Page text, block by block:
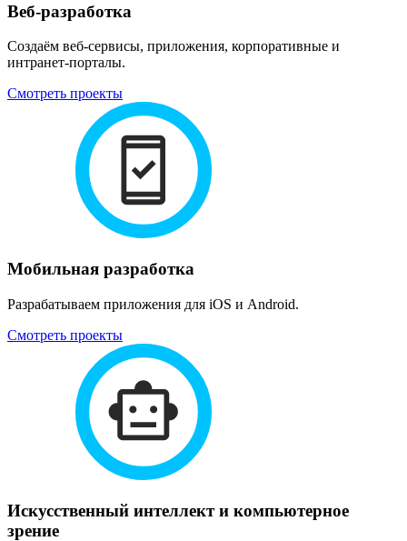
Веб-разработка
Создаём веб-сервисы, приложения, корпоративные и
интранет-порталы.
Смотреть проекты
Мобильная разработка
Разрабатываем приложения для iOS и Android.
Смотреть проекты
Искусственный интеллект и компьютерное
зрение